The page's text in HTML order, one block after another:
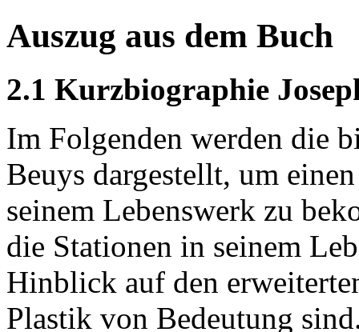
Auszug aus dem Buch
2.1 Kurzbiographie
Im Folgenden werden die
Beuys dargestellt, um
seinem Lebenswerk zu
die Stationen in seinem
Hinblick auf den
Plastik von Bedeutung